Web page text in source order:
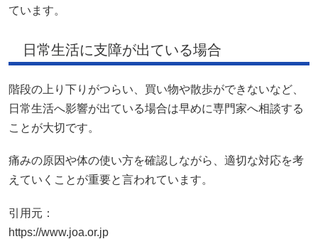
ています。
日常生活に支障が出ている場合
階段の上り下りがつらい、買い物や散歩ができないなど、
日常生活へ影響が出ている場合は早めに専門家へ相談する
ことが大切です。
痛みの原因や体の使い方を確認しながら、適切な対応を考
えていくことが重要と言われています。
引用元：
https://www.joa.or.jp